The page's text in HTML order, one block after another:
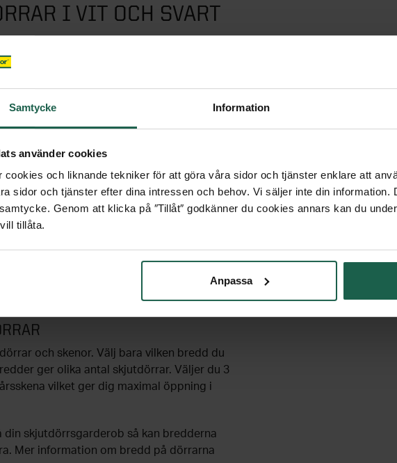
Samtycke Information
använder cookies
cookies och liknande tekniker för att göra våra sidor och tjänster enklare att
sidor och tjänster efter dina intressen och behov. Vi säljer inte din information.
Genom att klicka på ″Tillåt″ godkänner du cookies annars kan du
tillåta.
Anpassa
I VIT OCH SVART
maximalt värde för pengarna. Du får helt
I detta paket är det även spegeldörrar
för att vara vändbara och ena sidan är vit
du ändra utseende på din garderob när
för ökad flexibilitet och fler valmöjligheter.
med en säkerhetsfilm på baksidan. De
10 mm melaminbelagd MDF och de har
och skenor. Välj bara vilken bredd du
ger olika antal skjutdörrar. Väljer du 3
vilket ger dig maximal öppning i
din skjutdörrsgarderob så kan bredderna
Mer information om bredd på dörrarna